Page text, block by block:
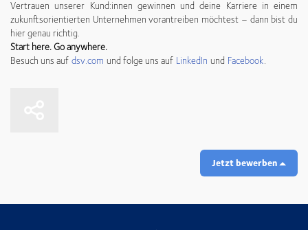
Vertrauen unserer Kund:innen gewinnen und deine Karriere in einem
zukunftsorientierten Unternehmen vorantreiben möchtest – dann bist du
hier genau richtig.
Start here. Go anywhere.
Besuch uns aufdsv.com und folge uns auf LinkedIn und Facebook.
Jetzt bewerben